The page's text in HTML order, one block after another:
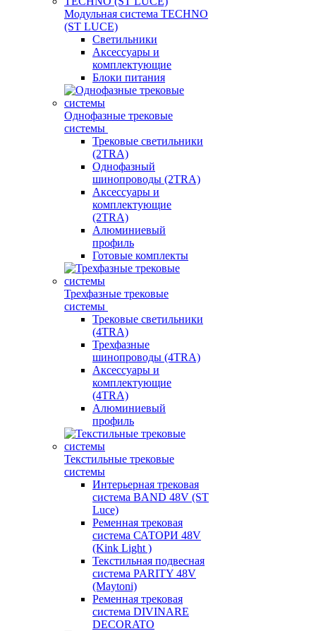
Модульная система TECHNO
(ST LUCE)
Светильники
Аксессуары и
комплектующие
Блоки питания
Однофазные трековые
системы
Трековые светильники
(2TRA)
Однофазный
шинопроводы (2TRA)
Аксессуары и
комплектующие
(2TRA)
Алюминиевый
профиль
Готовые комплекты
Трехфазные трековые
системы
Трековые светильники
(4TRA)
Трехфазные
шинопроводы (4TRA)
Аксессуары и
комплектующие
(4TRA)
Алюминиевый
профиль
Текстильные трековые
системы
Интерьерная трековая
система BAND 48V (ST
Luce)
Ременная трековая
система САТОРИ 48V
(Kink Light )
Текстильная подвесная
система PARITY 48V
(Maytoni)
Ременная трековая
система DIVINARE
DECORATO